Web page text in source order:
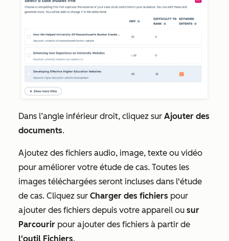
Dans l’angle inférieur droit, cliquez sur Ajouter des
documents.
Ajoutez des fichiers audio, image, texte ou vidéo
pour améliorer votre étude de cas. Toutes les
images téléchargées seront incluses dans l'étude
de cas. Cliquez sur Charger des fichiers pour
ajouter des fichiers depuis votre appareil ou sur
Parcourir pour ajouter des fichiers à partir de
l'outil Fichiers.